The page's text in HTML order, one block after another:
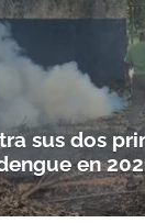
sus dos
en